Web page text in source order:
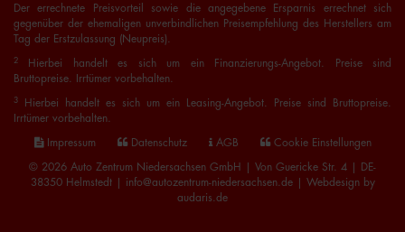
Der errechnete Preisvorteil sowie die angegebene Ersparnis errechnet sich
gegenüber der ehemaligen unverbindlichen Preisempfehlung des Herstellers am
Tag der Erstzulassung (Neupreis).
2
Hierbei handelt es sich um ein Finanzierungs-Angebot. Preise sind
Bruttopreise. Irrtümer vorbehalten.
3
Hierbei handelt es sich um ein Leasing-Angebot. Preise sind Bruttopreise.
Irrtümer vorbehalten.
Impressum Datenschutz AGB Cookie Einstellungen
© 2026 Auto Zentrum Niedersachsen GmbH | Von Guericke Str. 4 | DE-
38350 Helmstedt | info@autozentrum-niedersachsen.de | Webdesign by
audaris.de